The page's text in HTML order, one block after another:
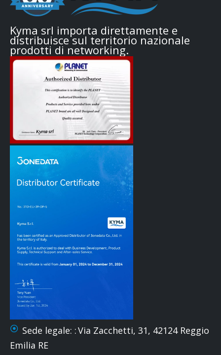
Kyma srl importa direttamente e
distribuisce sul territorio nazionale
prodotti di networking.
Sede legale: :Via Zacchetti, 31, 42124 Reggio
Emilia RE